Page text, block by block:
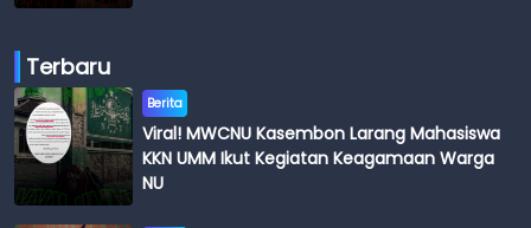
Terbaru
Berita
Viral! MWCNU Kasembon Larang Mahasiswa
KKN UMM Ikut Kegiatan Keagamaan Warga
NU